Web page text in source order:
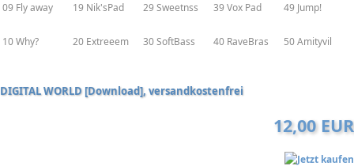
09 Fly away 19 Nik'sPad 29 Sweetnss 39 Vox Pad 49 Jump!
10 Why? 20 Extreeem 30 SoftBass 40 RaveBras 50 Amityvil
DIGITAL WORLD [Download], versandkostenfrei
12,00 EUR